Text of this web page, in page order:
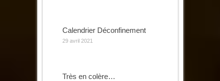
Calendrier Déconfinement
29 avril 2021
Très en colère…